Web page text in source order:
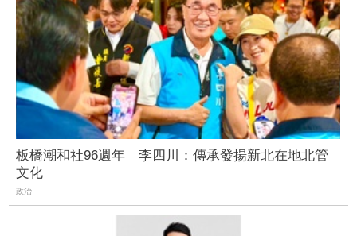
板橋潮和社96週年 李四川：傳承發揚新北在地北管
文化
政治